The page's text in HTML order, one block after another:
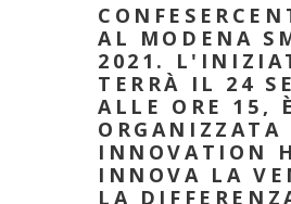
AL MODENA
2021.
TERRÀ I L 24
ALLE ORE 15, È
INNOVATION
INNOVA LA
LA